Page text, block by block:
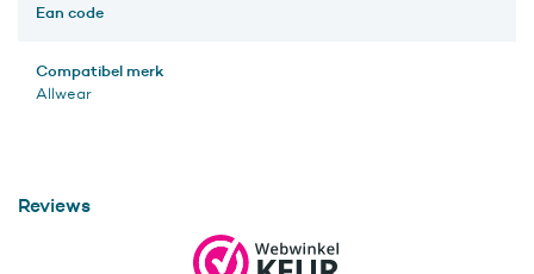
Ean code
Compatibel merk
Allwear
Reviews